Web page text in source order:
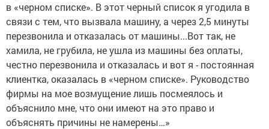
в «черном списке». В этот черный список я угодила в
связи с тем, что вызвала машину, а через 2,5 минуты
перезвонила и отказалась от машины...Вот так, не
хамила, не грубила, не ушла из машины без оплаты,
честно перезвонила и отказалась и вот я - постоянная
клиентка, оказалась в «черном списке». Руководство
фирмы на мое возмущение лишь посмеялось и
объяснило мне, что они имеют на это право и
объяснять причины не намерены…»